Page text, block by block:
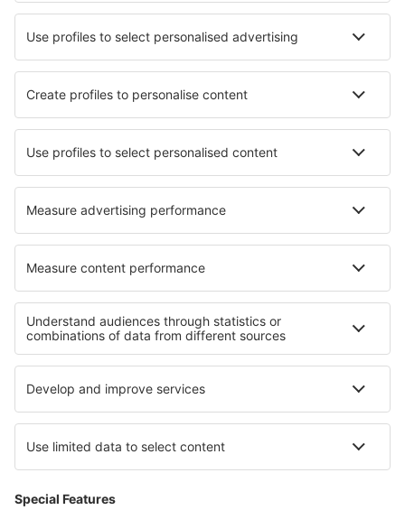
Ubytování Eibau Ubytování in Santa Perpetua Mogoda
Ubytování in Almadena Ubytování in Ampezzo
Ubytování in Rebecq-Rognon
Ubytování v Monterey Bay Ubytování in Pike's Peak
Ubytování in Jacksonville Coast
Ubytování in Mafikeng Game Reserve Ubytování na Madeiře
Ubytování v Anglesey Ubytování in Lazio
Ubytování in Moldavia